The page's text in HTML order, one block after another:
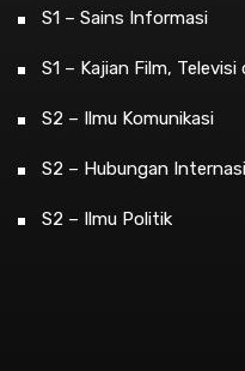
S1 – Sains Informasi
S1 – Kajian Film, Televisi
S2 – Ilmu Komunikasi
S2 – Hubungan
S2 – Ilmu Politik